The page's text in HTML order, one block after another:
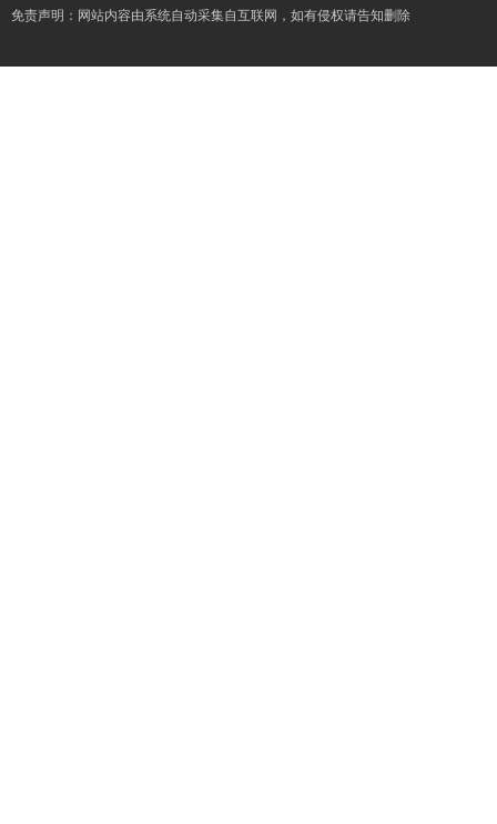
免责声明：网站内容由系统自动采集自互联网，如有侵权请告知删除